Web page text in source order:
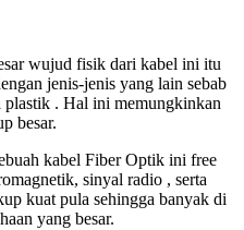
wujud fisik dari kabel ini itu
jenis-jenis yang lain sebab
plastik . Hal ini memungkinkan
besar.
kabel Fiber Optik ini free
sinyal radio , serta
kuat pula sehingga banyak di
yang besar.